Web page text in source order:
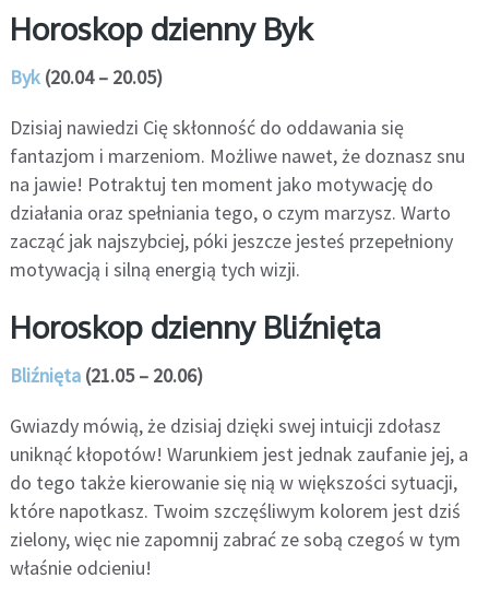
Horoskop dzienny Byk
Byk(20.04 – 20.05)
Dzisiaj nawiedzi Cię skłonność do oddawania się
fantazjom i marzeniom. Możliwe nawet, że doznasz snu
na jawie! Potraktuj ten moment jako motywację do
działania oraz spełniania tego, o czym marzysz. Warto
zacząć jak najszybciej, póki jeszcze jesteś przepełniony
motywacją i silną energią tych wizji.
Horoskop dzienny Bliźnięta
Bliźnięta(21.05 – 20.06)
Gwiazdy mówią, że dzisiaj dzięki swej intuicji zdołasz
uniknąć kłopotów! Warunkiem jest jednak zaufanie jej, a
do tego także kierowanie się nią w większości sytuacji,
które napotkasz. Twoim szczęśliwym kolorem jest dziś
zielony, więc nie zapomnij zabrać ze sobą czegoś w tym
właśnie odcieniu!